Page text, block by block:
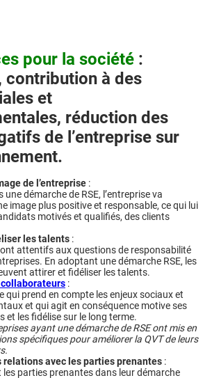
pour la société :
à des
et
réduction des
de l’entreprise sur
de l’entreprise :
une démarche de RSE, l’entreprise va
image plus positive et responsable, ce qui lui
motivés et qualifiés, des clients
les talents :
attentifs aux questions de responsabilité
En adoptant une démarche RSE, les
attirer et fidéliser les talents.
:
qui prend en compte les enjeux sociaux et
et qui agit en conséquence motive ses
et les fidélise sur le long terme.
ayant une démarche de RSE ont mis en
spécifiques pour améliorer la QVT de leurs
relations avec les parties prenantes :
les parties prenantes dans leur démarche